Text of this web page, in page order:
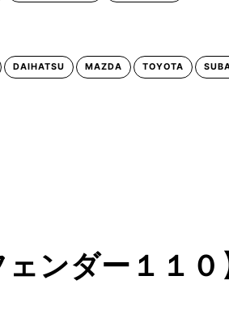
DAIHATSU MAZDA TOYOTA
ェンダー１１